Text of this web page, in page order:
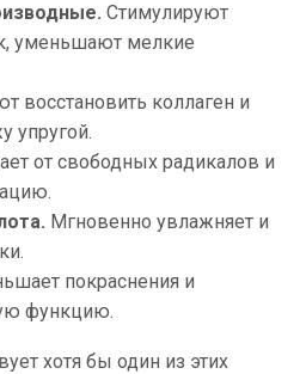
Стимулируют
уменьшают мелкие
восстановить коллаген и
упругой.
от свободных радикалов и
Мгновенно увлажняет и
покраснения и
функцию.
хотя бы один из этих